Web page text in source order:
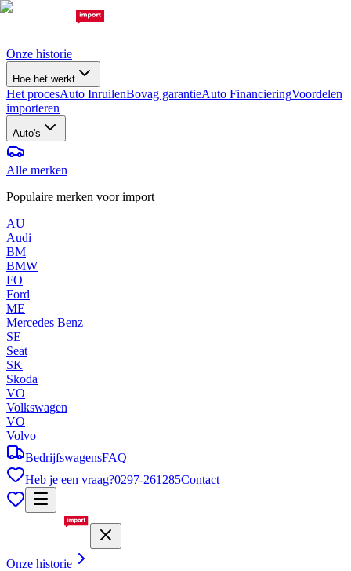
Onze historie
Hoe het werkt
Het procesAuto InruilenBovag garantieAuto FinancieringVoordelen
importeren
Auto's
Alle merken
Populaire merken voor import
AU
Audi
BM
BMW
FO
Ford
ME
Mercedes Benz
SE
Seat
SK
Skoda
VO
Volkswagen
VO
Volvo
BedrijfswagensFAQ
Heb je een vraag?0297-261285Contact
Onze historie